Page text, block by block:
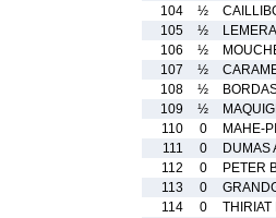
104
½
105
½
106
½
107
½
108
½
109
½
110
0
MAHE-
111
0
DUMAS
112
0
PETER
113
0
114
0
THIRIAT